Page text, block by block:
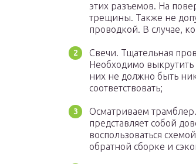
этих разъемов. На
трещины. Также не
проводкой. В случае,
Свечи. Тщательная
Необходимо выкрутить
них не должно быть
соответствовать;
Осматриваем
представляет собой
воспользоваться
обратной сборке и